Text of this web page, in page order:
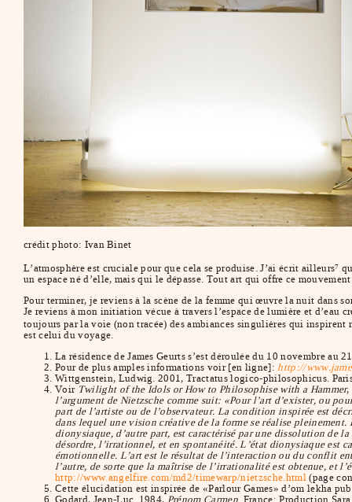
crédit photo: Ivan Binet
L’atmosphère est cruciale pour que cela se produise. J’ai écrit ailleurs7
un espace né d’elle, mais qui le dépasse. Tout art qui offre ce
Pour terminer, je reviens à la scène de la femme qui œuvre la nuit dans
Je reviens à mon initiation vécue à travers l’espace de lumière et d’eau
toujours par la voie (non tracée) des ambiances singulières qui
est celui du voyage.
La résidence de James Geurts s’est déroulée du 10 novembre au
Pour de plus amples informations voir [en ligne]: http://
Wittgenstein, Ludwig. 2001, Tractatus logico-philosophicus.
Voir Twilight of the Idols or How to Philosophise with a Hammer,
l’argument de Nietzsche comme suit: «Pour l’art d’exister, ou
part de l’artiste ou de l’observateur. La condition inspirée est
dans lequel une vision créative de la forme se réalise
dionysiaque, d’autre part, est caractérisé par une dissolution de
désordre, l’irrationnel, et en spontanéité. L’état dionysiaque est
émotionnelle. L’art est le résultat de l’interaction ou du conflit
l’autre, de sorte que la maîtrise de l’irrationalité est obtenue, et
http://www.angelfire.com/md2/timewarp/nietzsche.html (page
Cette élucidation est inspirée de «Parlour Games» d’om lekha
Godard, Jean-Luc. 1984, Prénom Carmen . France: Production